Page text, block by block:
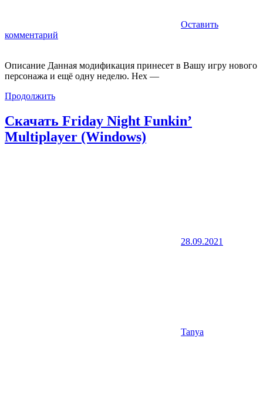
Оставить
комментарий
Описание Данная модификация принесет в Вашу игру нового
персонажа и ещё одну неделю. Нех —
Продолжить
Скачать Friday Night Funkin’
Multiplayer (Windows)
28.09.2021
Tanya